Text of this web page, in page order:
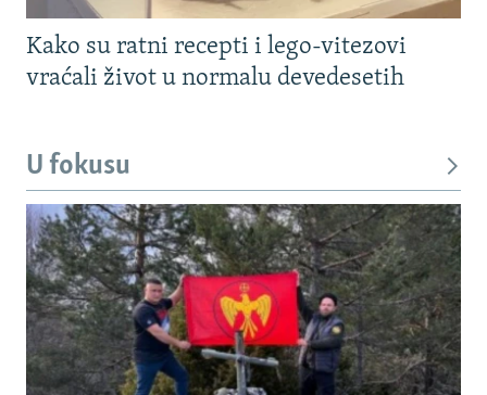
Kako su ratni recepti i lego-vitezovi
vraćali život u normalu devedesetih
U fokusu